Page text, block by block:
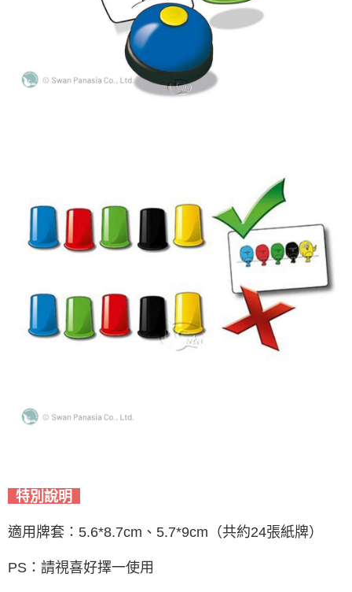
特別說明
適用牌套： 5.6*8.7cm、5.7*9cm（共約24張紙牌）
PS：請視喜好擇一使用